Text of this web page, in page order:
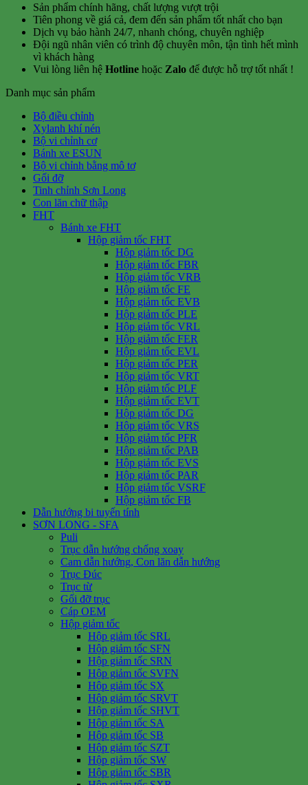
Sản phẩm chính hãng, chất lượng vượt trội
Tiên phong về giá cả, đem đến sản phẩm tốt nhất cho bạn
Dịch vụ bảo hành 24/7, nhanh chóng, chuyên nghiệp
Đội ngũ nhân viên có trình độ chuyên môn, tận tình hết mình
vì khách hàng
Vui lòng liên hệ Hotline hoặc Zalo để được hỗ trợ tốt nhất !
Danh mục sản phẩm
Bộ điều chỉnh
Xylanh khí nén
Bộ vi chỉnh cơ
Bánh xe ESUN
Bộ vi chỉnh bằng mô tơ
Gối đỡ
Tinh chỉnh Sơn Long
Con lăn chữ thập
FHT
Bánh xe FHT
Hộp giảm tốc FHT
Hộp giảm tốc DG
Hộp giảm tốc FBR
Hộp giảm tốc VRB
Hộp giảm tốc FE
Hộp giảm tốc EVB
Hộp giảm tốc PLE
Hộp giảm tốc VRL
Hộp giảm tốc FER
Hộp giảm tốc EVL
Hộp giảm tốc PER
Hộp giảm tốc VRT
Hộp giảm tốc PLF
Hộp giảm tốc EVT
Hộp giảm tốc DG
Hộp giảm tốc VRS
Hộp giảm tốc PFR
Hộp giảm tốc PAB
Hộp giảm tốc EVS
Hộp giảm tốc PAR
Hộp giảm tốc VSRF
Hộp giảm tốc FB
Dẫn hướng bi tuyến tính
SƠN LONG - SFA
Puli
Trục dẫn hướng chống xoay
Cam dẫn hướng, Con lăn dẫn hướng
Trục Đúc
Trục từ
Gối đỡ trục
Cáp OEM
Hộp giảm tốc
Hộp giảm tốc SRL
Hộp giảm tốc SFN
Hộp giảm tốc SRN
Hộp giảm tốc SVFN
Hộp giảm tốc SX
Hộp giảm tốc SRVT
Hộp giảm tốc SHVT
Hộp giảm tốc SA
Hộp giảm tốc SB
Hộp giảm tốc SZT
Hộp giảm tốc SW
Hộp giảm tốc SBR